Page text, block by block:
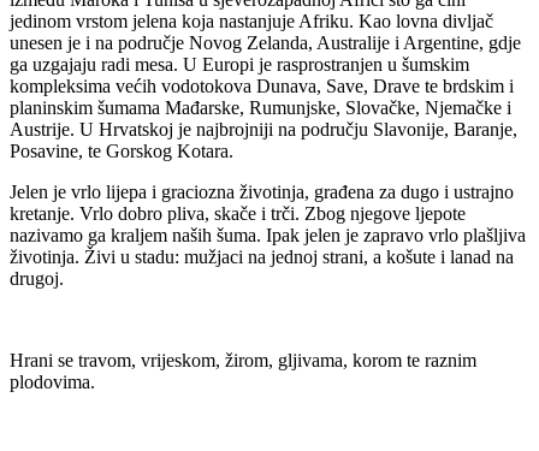
jedinom vrstom jelena koja nastanjuje Afriku. Kao lovna divljač
unesen je i na područje Novog Zelanda, Australije i Argentine, gdje
ga uzgajaju radi mesa. U Europi je rasprostranjen u šumskim
kompleksima većih vodotokova Dunava, Save, Drave te brdskim i
planinskim šumama Mađarske, Rumunjske, Slovačke, Njemačke i
Austrije. U Hrvatskoj je najbrojniji na području Slavonije, Baranje,
Posavine, te Gorskog Kotara.
Jelen je vrlo lijepa i graciozna životinja, građena za dugo i ustrajno
kretanje. Vrlo dobro pliva, skače i trči. Zbog njegove ljepote
nazivamo ga kraljem naših šuma. Ipak jelen je zapravo vrlo plašljiva
životinja. Živi u stadu: mužjaci na jednoj strani, a košute i lanad na
drugoj.
Hrani se travom, vrijeskom, žirom, gljivama, korom te raznim
plodovima.